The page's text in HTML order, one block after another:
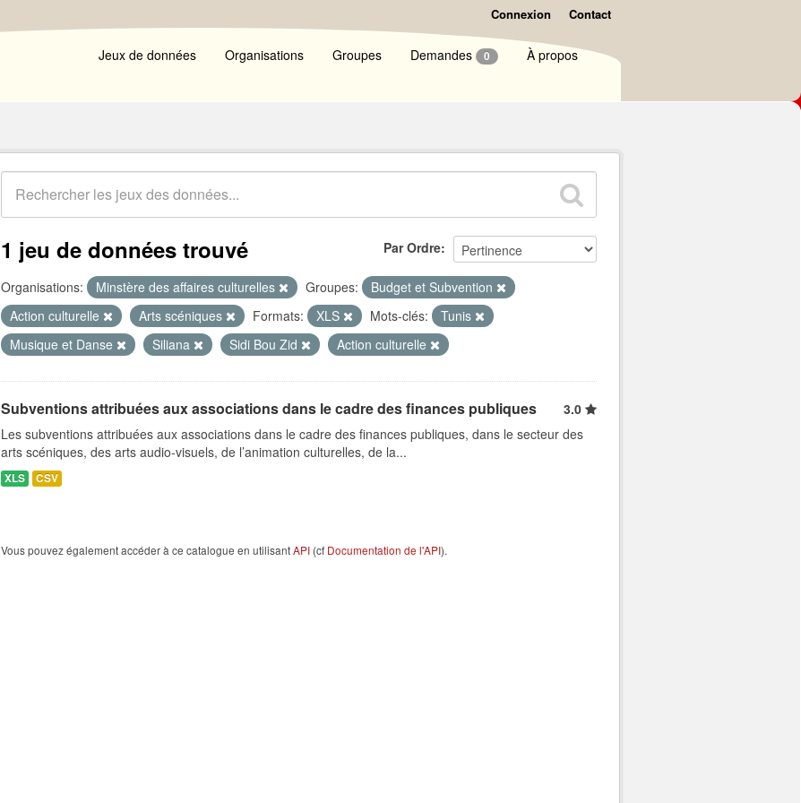
Connexion Contact
Jeux de données Organisations Groupes Demandes 0 À propos
Par Ordre
1 jeu de données trouvé
Organisations: Minstère des affaires culturelles Groupes:
Budget et Subvention
Action culturelle
Arts scéniques Formats: XLS Mots-clés:
Tunis
Musique et Danse
Siliana Sidi Bou Zid Action culturelle
Subventions attribuées aux associations dans le cadre des finances publiques
3.0
Les subventions attribuées aux associations dans le cadre des finances publiques, dans le secteur des
arts scéniques, des arts audio-visuels, de l’animation culturelles, de la...
XLS CSV
Vous pouvez également accéder à ce catalogue en utilisantAPI (cf Documentation de l'API).